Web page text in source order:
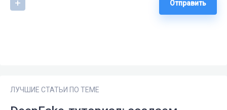
Отправить
ЛУЧШИЕ СТАТЬИ ПО ТЕМЕ